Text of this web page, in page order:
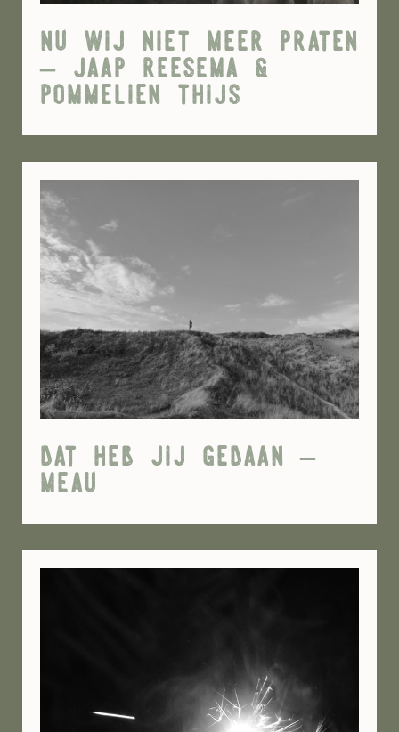
nu wij niet meer praten
– jaap reesema &
pommelien thijs
dat heb jij gedaan –
meau